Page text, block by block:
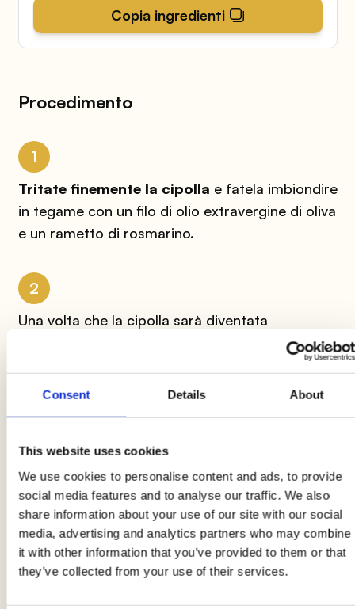
Consent Details About
This website uses cookies
We use cookies to personalise content and ads, to provide
social media features and to analyse our traffic. We also
share information about your use of our site with our social
media, advertising and analytics partners who may combine
it with other information that you’ve provided to them or that
they’ve collected from your use of their services.
Copia ingredienti
Procedimento
1
Tritate finemente la cipolla e fatela imbiondire
in tegame con un filo di olio extravergine di oliva
e un rametto di rosmarino.
2
Una volta che la cipolla sarà diventata
Fate
cuocere il sugo a fuoco lento
coprendo il
Tagliate la salsiccia a bocconcini e tuffatela
nella salsa di pomodoro.Proseguite la cottura
per circa 30/40 minutiper insaporire al
massimo il sugo.